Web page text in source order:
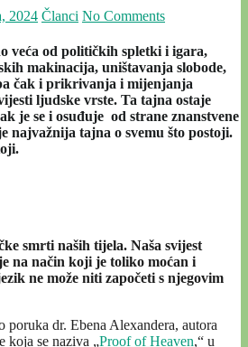
2024 Članci No Comments
veća od političkih spletki i igara,
makinacija, uništavanja slobode,
čak i prikrivanja i mijenjanja
ljudske vrste. Ta tajna ostaje
je se i osuđuje od strane znanstvene
najvažnija tajna o svemu što postoji.
smrti naših tijela. Naša svijest
na način koji je toliko moćan i
ne može niti započeti s njegovim
poruka dr. Ebena Alexandera, autora
koja se naziva „Proof of Heaven,“ u